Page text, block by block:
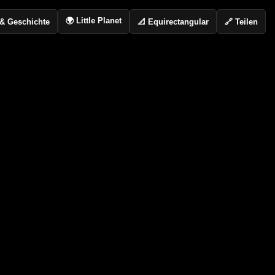
Geschichte 🌍 Little Planet 📐 Equirectangular 🔗 Teilen